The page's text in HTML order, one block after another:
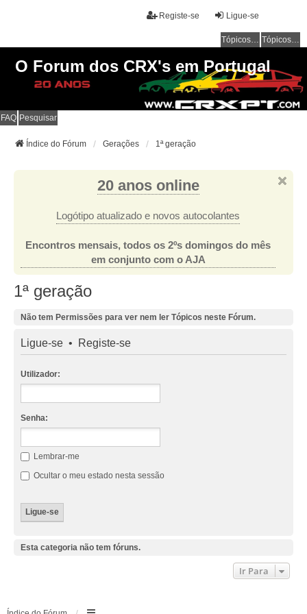
Ligue-se
Registe-se
Tópicos sem resposta Tópicos ativos
O Forum dos CRX's em Portugal
FAQ Pesquisar
Índice do Fórum Gerações 1ª geração
20 anos online
Logótipo atualizado e novos autocolantes
Encontros mensais, todos os 2ºs domingos do mês
em conjunto com o AJA
1ª geração
Não tem Permissões para ver nem ler Tópicos neste Fórum.
Ligue-se • Registe-se
Utilizador:
Senha:
Lembrar-me
Ocultar o meu estado nesta sessão
Esta categoria não tem fóruns.
Ir Para